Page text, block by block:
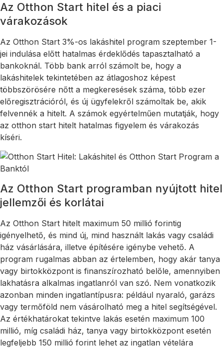
Az Otthon Start hitel és a piaci
várakozások
Az Otthon Start 3%-os lakáshitel program szeptember 1-
jei indulása előtt hatalmas érdeklődés tapasztalható a
bankoknál. Több bank arról számolt be, hogy a
lakáshitelek tekintetében az átlagoshoz képest
többszörösére nőtt a megkeresések száma, több ezer
előregisztrációról, és új ügyfelekről számoltak be, akik
felvennék a hitelt. A számok egyértelműen mutatják, hogy
az otthon start hitelt hatalmas figyelem és várakozás
kíséri.
Az Otthon Start programban nyújtott hitel
jellemzői és korlátai
Az Otthon Start hitelt maximum 50 millió forintig
igényelhető, és mind új, mind használt lakás vagy családi
ház vásárlására, illetve építésére igénybe vehető. A
program rugalmas abban az értelemben, hogy akár tanya
vagy birtokközpont is finanszírozható belőle, amennyiben
lakhatásra alkalmas ingatlanról van szó. Nem vonatkozik
azonban minden ingatlantípusra: például nyaraló, garázs
vagy termőföld nem vásárolható meg a hitel segítségével.
Az értékhatárokat tekintve lakás esetén maximum 100
millió, míg családi ház, tanya vagy birtokközpont esetén
legfeljebb 150 millió forint lehet az ingatlan vételára